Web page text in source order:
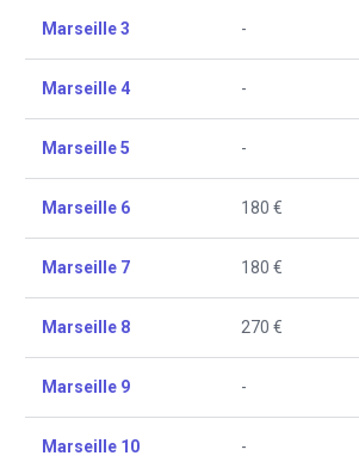
Marseille 3 -
Marseille 4 -
Marseille 5 -
Marseille 6 180 €
Marseille 7 180 €
Marseille 8 270 €
Marseille 9 -
Marseille 10 -